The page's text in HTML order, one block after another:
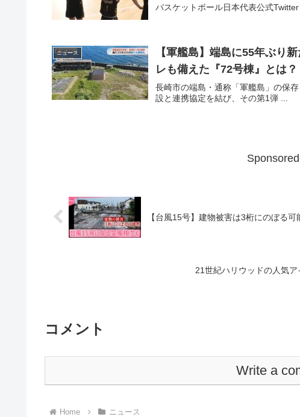
バスケットボール日本代表公式
ニュース
【軍艦島】端島に55年ぶ
レも備えた『72号棟』とは？
長崎市の端島・通称「軍艦島」の保
設と連携協定を結び、その第1弾 ...
21世紀ハリウッドの人気
コメント
Write a
Home ニュース